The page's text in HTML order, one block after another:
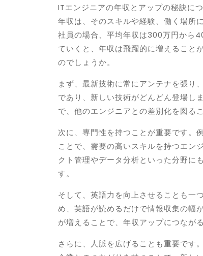
ITエンジニアの年収とアップの秘訣に
年収は、そのスキルや経験、働く場所
社員の場合、平均年収は300万円から
ていくと、年収は飛躍的に増えること
のでしょうか。
まず、最新技術に常にアンテナを張り
であり、新しい技術がどんどん登場し
で、他のエンジニアとの差別化を図る
次に、専門性を持つことが重要です。
ことで、需要の高いスキルを持つエン
クト管理やデータ分析といった分野に
す。
そして、英語力を向上させることも一
め、英語が読めるだけで情報収集の幅
が増えることで、年収アップにつなが
さらに、人脈を広げることも重要です